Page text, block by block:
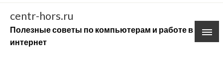
Skip
content
centr-hors.ru
Полезные советы по компьютерам и работе в
интернет